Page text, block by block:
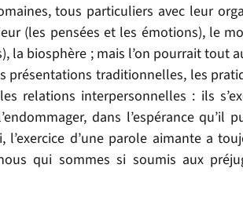
tous particuliers avec leur
(les pensées et les émotions), le
la biosphère ; mais l’on pourrait tout
présentations traditionnelles, les
relations interpersonnelles : ils
dans l’espérance qu’il
d’une parole aimante a
qui sommes si soumis aux